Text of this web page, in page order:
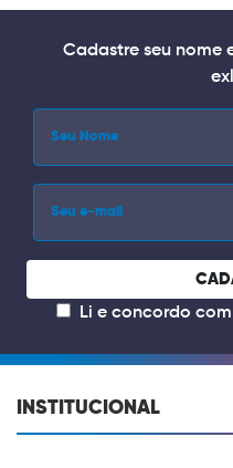
Cadastre seu nome
Li e concordo
INSTITUCIONAL